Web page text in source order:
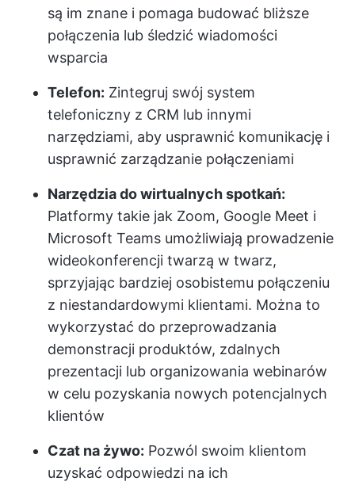
są im znane i pomaga budować bliższe
połączenia lub śledzić wiadomości
wsparcia
Telefon: Zintegruj swój system
telefoniczny z CRM lub innymi
narzędziami, aby usprawnić komunikację i
usprawnić zarządzanie połączeniami
Narzędzia do wirtualnych spotkań:
Platformy takie jak Zoom, Google Meet i
Microsoft Teams umożliwiają prowadzenie
wideokonferencji twarzą w twarz,
sprzyjając bardziej osobistemu połączeniu
z niestandardowymi klientami. Można to
wykorzystać do przeprowadzania
demonstracji produktów, zdalnych
prezentacji lub organizowania webinarów
w celu pozyskania nowych potencjalnych
klientów
Czat na żywo: Pozwól swoim klientom
uzyskać odpowiedzi na ich